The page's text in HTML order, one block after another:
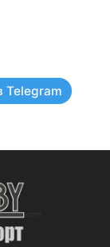
Telegram